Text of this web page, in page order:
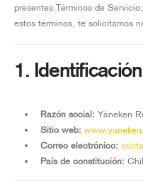
presentes Términos de
estos términos, te solicitamos
1.
Razón social: Yáneken
Sitio web:
Correo electrónico:
País de constitución: